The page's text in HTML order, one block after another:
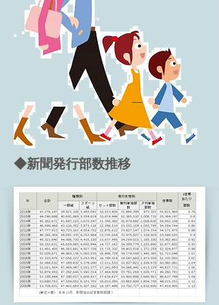
◆新聞発⾏部数推移